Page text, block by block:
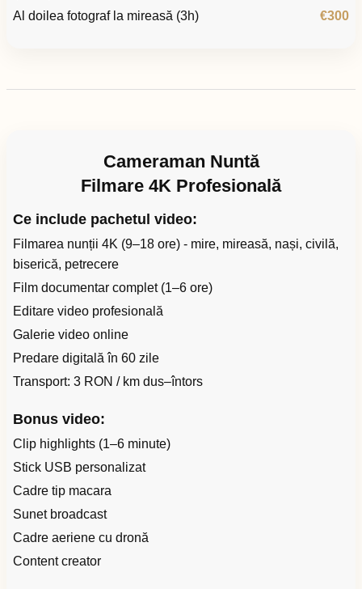
Al doilea fotograf la mireasă (3h)
€300
Cameraman Nuntă
Filmare 4K Profesională
Ce include pachetul video:
Filmarea nunții 4K (9–18 ore) - mire, mireasă, nași, civilă,
biserică, petrecere
Film documentar complet (1–6 ore)
Editare video profesională
Galerie video online
Predare digitală în 60 zile
Transport: 3 RON / km dus–întors
Bonus video:
Clip highlights (1–6 minute)
Stick USB personalizat
Cadre tip macara
Sunet broadcast
Cadre aeriene cu dronă
Content creator